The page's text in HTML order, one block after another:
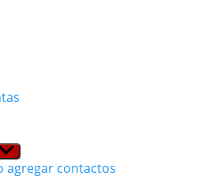
agregar contactos